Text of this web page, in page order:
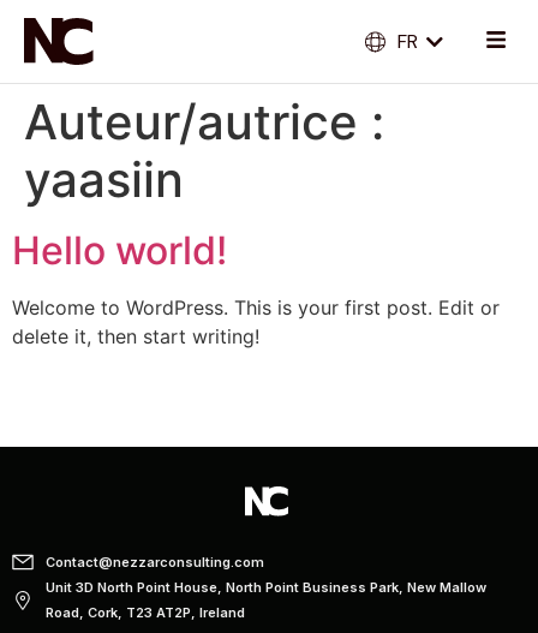
FR
EN
Auteur/autrice :
yaasiin
Hello world!
Welcome to WordPress. This is your first post. Edit or
delete it, then start writing!
Contact@nezzarconsulting.com
Unit 3D North Point House, North Point Business Park, New Mallow
Road, Cork, T23 AT2P, Ireland